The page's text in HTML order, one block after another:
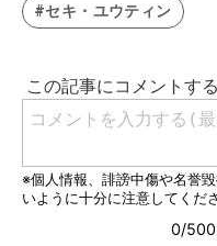
#セキ・ユウティン